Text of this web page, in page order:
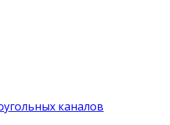
каналов